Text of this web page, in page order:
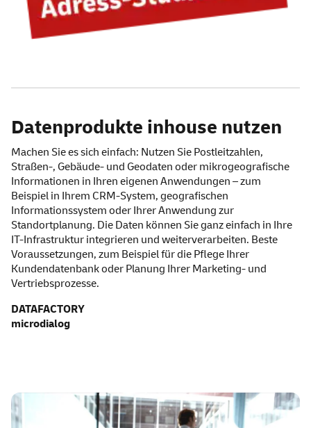
Datenprodukte inhouse nutzen
Machen Sie es sich einfach: Nutzen Sie Postleitzahlen,
Straßen-, Gebäude- und Geodaten oder mikrogeografische
Informationen in Ihren eigenen Anwendungen – zum
Beispiel in Ihrem CRM-System, geografischen
Informationssystem oder Ihrer Anwendung zur
Standortplanung. Die Daten können Sie ganz einfach in Ihre
IT-Infrastruktur integrieren und weiterverarbeiten. Beste
Voraussetzungen, zum Beispiel für die Pflege Ihrer
Kundendatenbank oder Planung Ihrer Marketing- und
Vertriebsprozesse.
DATAFACTORY
microdialog